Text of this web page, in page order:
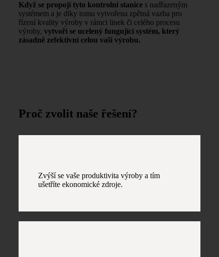
Když se propojí tyto kontrolní stanices nadřazeným
systémem a je díky tomu vytvořena zpětná vazba pro
řízení kvality výroby v rámci linek či celého procesu
výroby, vytvoří se ucelený fungující systém, který
zásadně zefektivní celou vaši výrobu.
Proč zvolit naše řešení?
Zvýší se vaše produktivita výroby a tím
ušetříte ekonomické zdroje.